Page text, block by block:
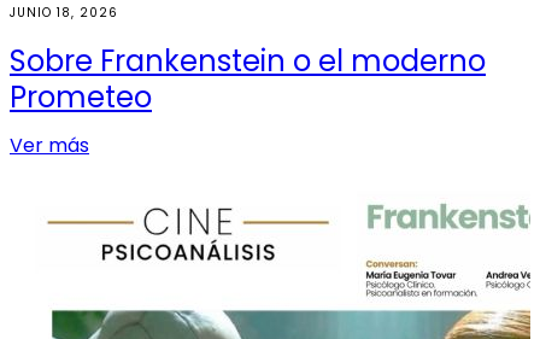
entradas
JUNIO 18, 2026
Sobre Frankenstein o el moderno
Prometeo
Ver más